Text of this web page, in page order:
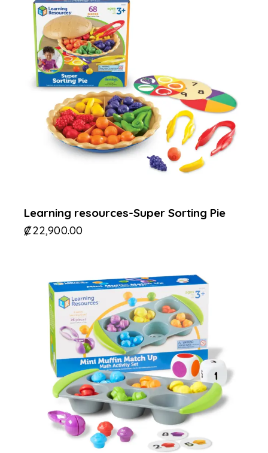
Learning resources-Super Sorting Pie
₡22,900.00